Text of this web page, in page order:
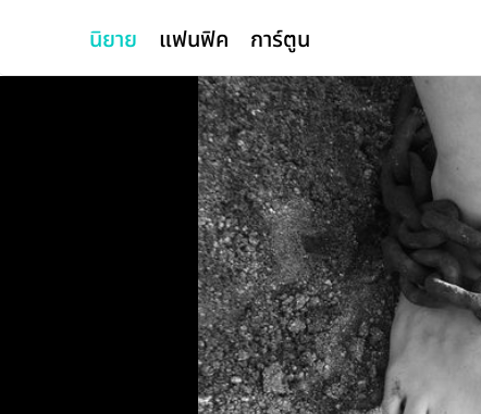
นิยาย แฟนฟิค การ์ตูน